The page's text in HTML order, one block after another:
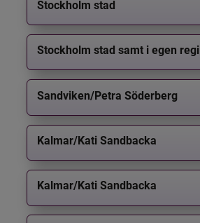
Stockholm stad
Stockholm stad samt i egen regi
Sandviken/Petra Söderberg
Kalmar/Kati Sandbacka
Kalmar/Kati Sandbacka